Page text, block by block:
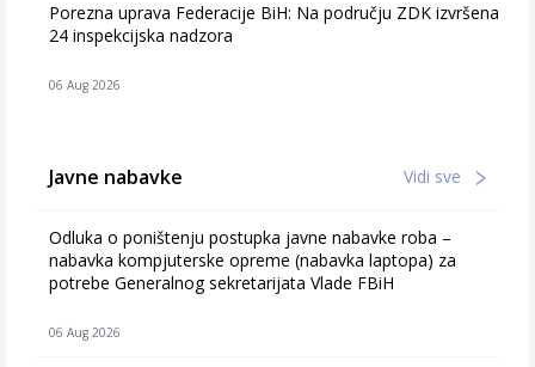
Porezna uprava Federacije BiH: Na području ZDK izvršena
24 inspekcijska nadzora
06 Aug 2026
Javne nabavke Vidi sve
Odluka o poništenju postupka javne nabavke roba –
nabavka kompjuterske opreme (nabavka laptopa) za
potrebe Generalnog sekretarijata Vlade FBiH
06 Aug 2026